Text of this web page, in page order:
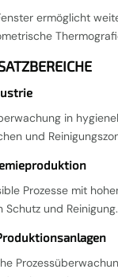
ermöglicht
in
und
Prozesse mit
und Reinigung.